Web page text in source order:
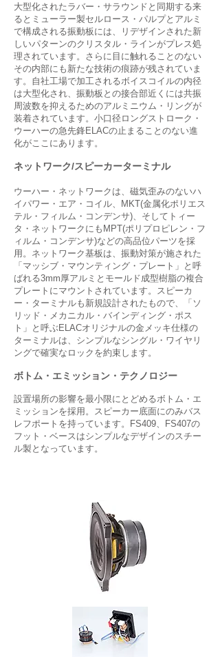
大型化されたラバー・サラウンドと同期する来
るとミューラー製セルロース・パルプとアルミ
で構成される振動板には、リデザインされた新
しいパターンのクリスタル・ラインがプレス処
理されています。さらに目に触れることのない
その内部にも新たな技術の痕跡が残されていま
す。自社工場で加工されるボイスコイルの内径
は大型化され、振動板との接合部近くには共振
周波数を抑えるためのアルミニウム・リングが
装着されています。小口径ロングストローク・
ウーハーの急先鋒ELACの止まることのない進
化がここにあります。
ネットワーク/スピーカーターミナル
ウーハー・ネットワークは、磁気歪みのないハ
イパワー・エア・コイル、MKT(金属化ポリエス
テル・フィルム・コンデンサ)、そしてトィー
タ・ネットワークにもMPT(ポリプロピレン・フ
ィルム・コンデンサ)などの高品位パーツを採
用。ネットワーク基板は、振動対策が施された
「マッシブ・マウンティング・プレート」と呼
ばれる3mm厚アルミとモールド成型樹脂の複合
プレートにマウントされています。スピーカ
ー・ターミナルも新規設計されたもので、「ソ
リッド・メカニカル・バインディング・ポス
ト」と呼ぶELACオリジナルの金メッキ仕様の
ターミナルは、シンプルなシングル・ワイヤリ
ングで確実なロックを約束します。
ボトム・エミッション・テクノロジー
設置場所の影響を最小限にとどめるボトム・エ
ミッションを採用。スピーカー底面にのみバス
レフポートを持っています。FS409、FS407の
フット・ベースはシンプルなデザインのスチー
ル製となっています。